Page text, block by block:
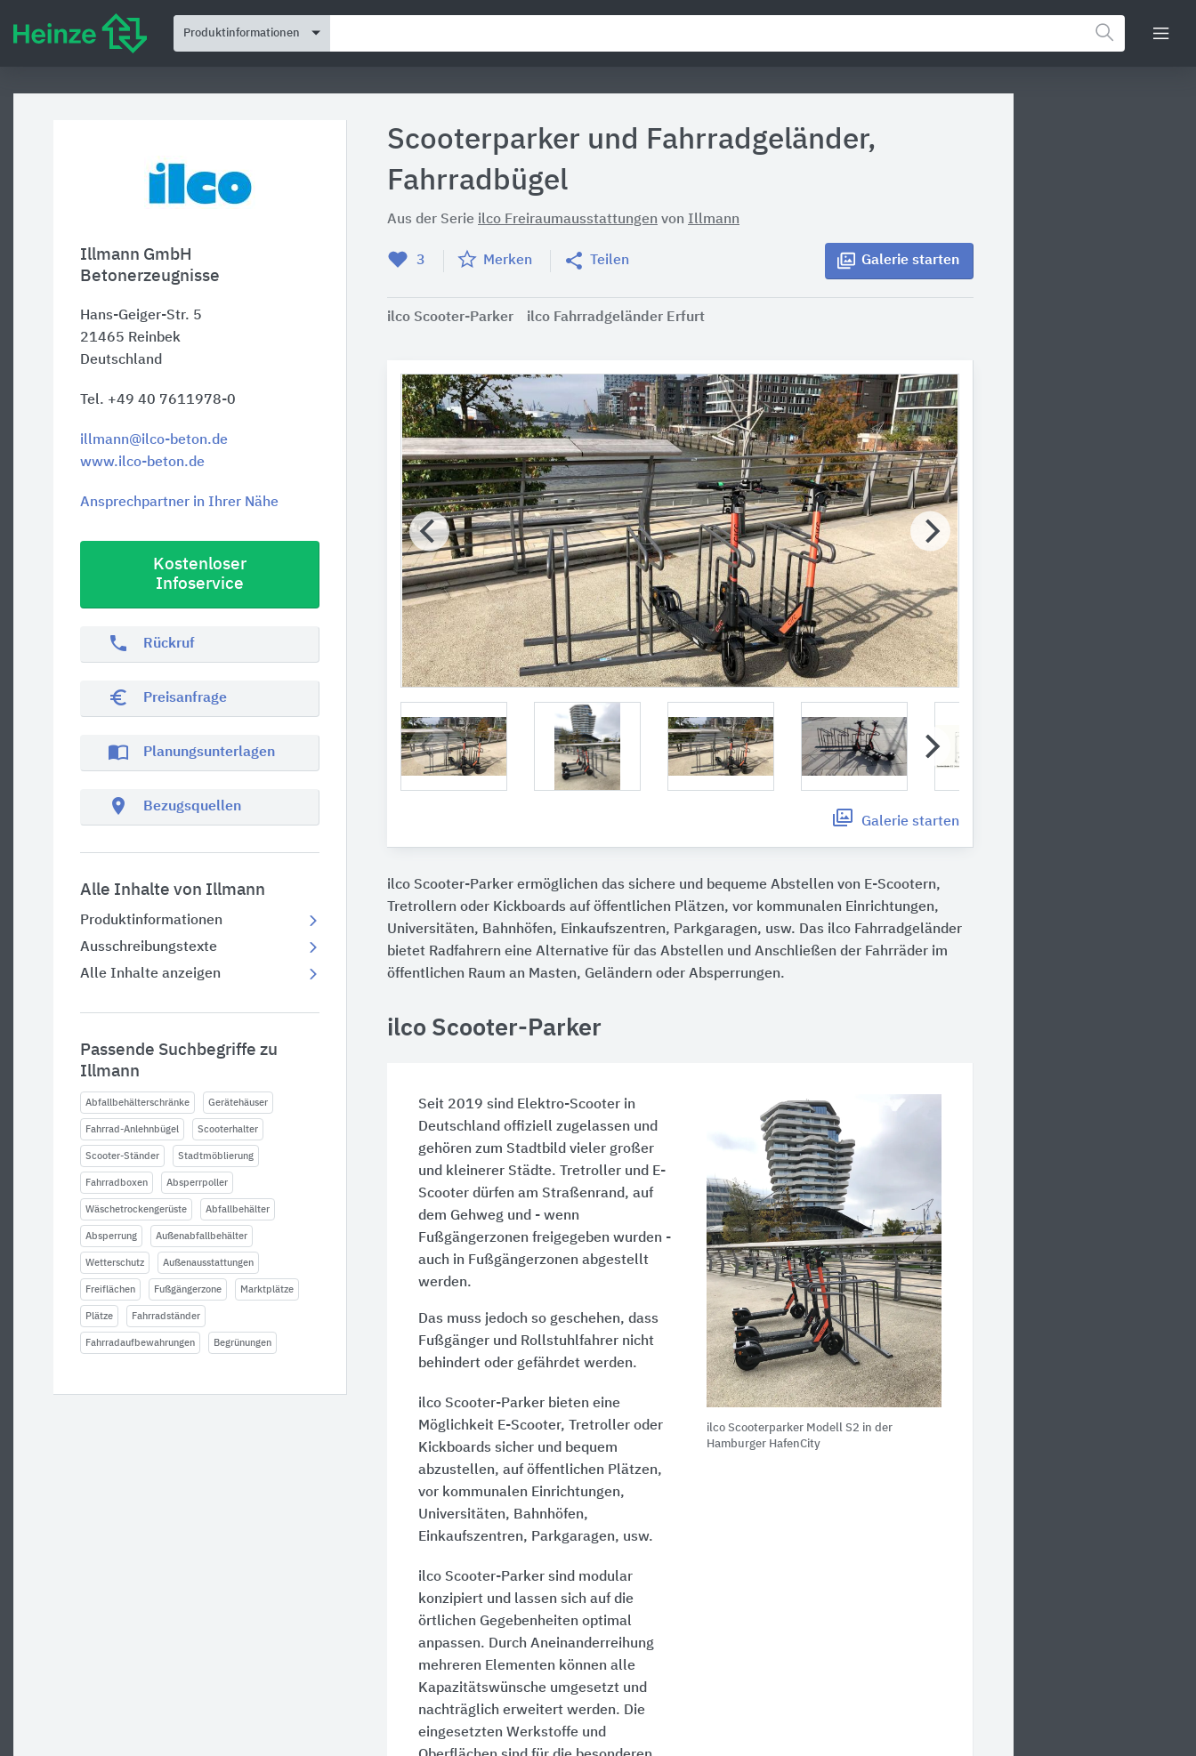
Produktinformationen
Illmann GmbH
Betonerzeugnisse
Hans-Geiger-Str. 5
21465 Reinbek
Deutschland
Tel. +49 40 7611978-0
illmann@ilco-beton.de
www.ilco-beton.de
Ansprechpartner in Ihrer Nähe
Kostenloser
Infoservice
phone Rückruf
euro_symbol Preisanfrage
import_contacts Planungsunterlagen
location_on Bezugsquellen
Alle Inhalte von Illmann
Produktinformationen
Ausschreibungstexte
Alle Inhalte anzeigen
Passende Suchbegriffe zu
Illmann
Abfallbehälterschränke Gerätehäuser
Fahrrad-Anlehnbügel Scooterhalter
Scooter-Ständer Stadtmöblierung
Fahrradboxen Absperrpoller
Wäschetrockengerüste Abfallbehälter
Absperrung Außenabfallbehälter
Wetterschutz Außenausstattungen
Freiflächen Fußgängerzone Marktplätze
Plätze Fahrradständer
Fahrradaufbewahrungen Begrünungen
Scooterparker und Fahrradgeländer,
Fahrradbügel
Aus der Serie ilco Freiraumausstattungen von Illmann
3 Merken Teilen Galerie starten
ilco Scooter-Parker ilco Fahrradgeländer Erfurt
Galerie starten
ilco Scooter-Parker ermöglichen das sichere und bequeme Abstellen von E-Scootern,
Tretrollern oder Kickboards auf öffentlichen Plätzen, vor kommunalen Einrichtungen,
Universitäten, Bahnhöfen, Einkaufszentren, Parkgaragen, usw. Das ilco Fahrradgeländer
bietet Radfahrern eine Alternative für das Abstellen und Anschließen der Fahrräder im
öffentlichen Raum an Masten, Geländern oder Absperrungen.
ilco Scooter-Parker
ilco Scooterparker Modell S2 in der
Hamburger HafenCity
Seit 2019 sind Elektro-Scooter in
Deutschland offiziell zugelassen und
gehören zum Stadtbild vieler großer
und kleinerer Städte. Tretroller und E-
Scooter dürfen am Straßenrand, auf
dem Gehweg und - wenn
Fußgängerzonen freigegeben wurden -
auch in Fußgängerzonen abgestellt
werden.
Das muss jedoch so geschehen, dass
Fußgänger und Rollstuhlfahrer nicht
behindert oder gefährdet werden.
ilco Scooter-Parker bieten eine
Möglichkeit E-Scooter, Tretroller oder
Kickboards sicher und bequem
abzustellen, auf öffentlichen Plätzen,
vor kommunalen Einrichtungen,
Universitäten, Bahnhöfen,
Einkaufszentren, Parkgaragen, usw.
ilco Scooter-Parker sind modular
konzipiert und lassen sich auf die
örtlichen Gegebenheiten optimal
anpassen. Durch Aneinanderreihung
mehreren Elementen können alle
Kapazitätswünsche umgesetzt und
nachträglich erweitert werden. Die
eingesetzten Werkstoffe und